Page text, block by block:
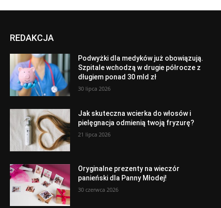
REDAKCJA
Podwyżki dla medyków już obowiązują.
Szpitale wchodzą w drugie półrocze z
długiem ponad 30 mld zł
30 lipca 2026
Jak skuteczna wcierka do włosów i
pielęgnacja odmienią twoją fryzurę?
21 lipca 2026
Oryginalne prezenty na wieczór
panieński dla Panny Młodej!
30 czerwca 2026